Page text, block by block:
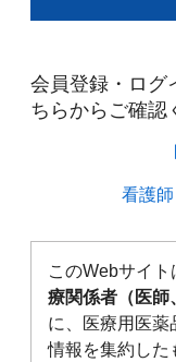
会員登録・ログ
ちらからご確認
看護
このWebサイト
療関係者（医師
に、医療用医薬
情報を集約した